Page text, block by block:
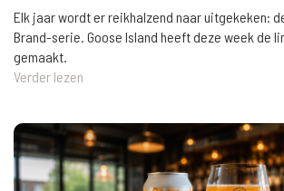
Elk jaar wordt er reikhalzend naar uitgekeken:
Brand-serie. Goose Island heeft deze week de
gemaakt.
Verder lezen